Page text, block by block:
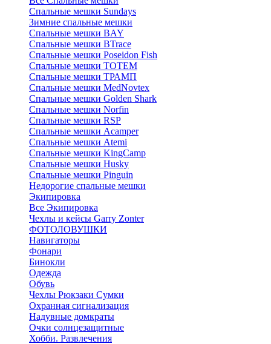
Спальные мешки Sundays
Зимние спальные мешки
Спальные мешки BAY
Спальные мешки BTrace
Спальные мешки Poseidon Fish
Спальные мешки ТОТЕМ
Спальные мешки ТРАМП
Cпальные мешки MedNovtex
Спальные мешки Golden Shark
Спальные мешки Norfin
Спальные мешки RSP
Спальные мешки Acamper
Спальные мешки Atemi
Спальные мешки KingCamp
Спальные мешки Husky
Спальные мешки Pinguin
Недорогие спальные мешки
Экипировка
Все Экипировка
Чехлы и кейсы Garry Zonter
ФОТОЛОВУШКИ
Навигаторы
Фонари
Бинокли
Одежда
Обувь
Чехлы Рюкзаки Сумки
Охранная сигнализация
Надувные домкраты
Очки солнцезащитные
Хобби. Развлечения